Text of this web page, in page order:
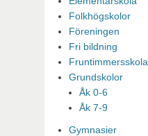
Folkhögskolor
Föreningen
Fri bildning
Fruntimmersskola
Grundskolor
Åk 0-6
Åk 7-9
Gymnasier